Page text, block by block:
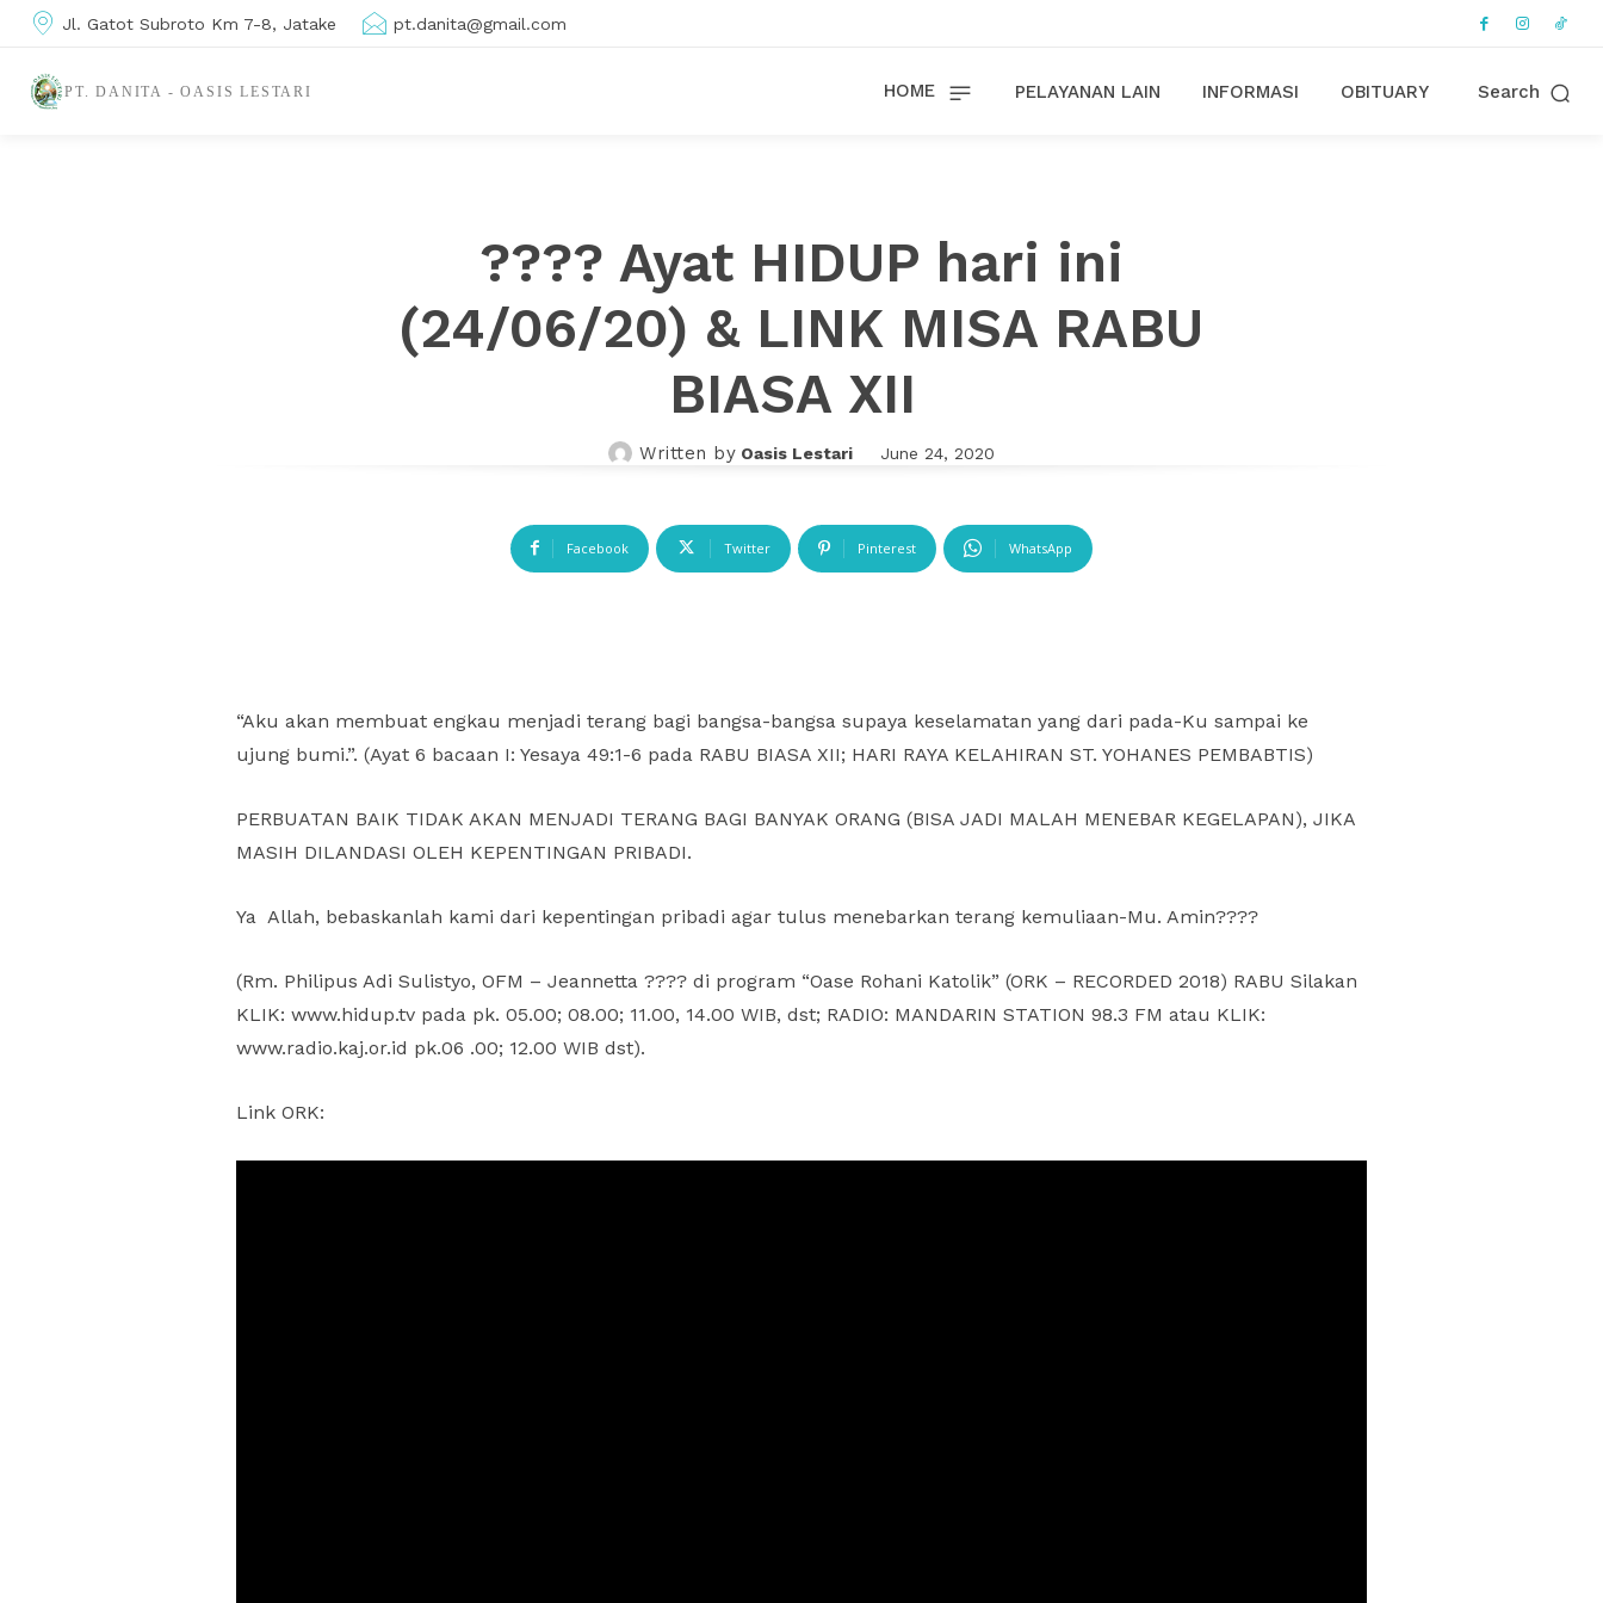
Jl. Gatot Subroto Km 7-8, Jatake pt.danita@gmail.com
PT. DANITA - OASIS LESTARI HOME PELAYANAN LAIN INFORMASI OBITUARY Search
???? Ayat HIDUP hari ini
(24/06/20) & LINK MISA RABU
BIASA XII
Written by Oasis Lestari June 24, 2020
Facebook Twitter Pinterest WhatsApp
“Aku akan membuat engkau menjadi terang bagi bangsa-bangsa supaya keselamatan yang dari pada-Ku sampai ke
ujung bumi.”. (Ayat 6 bacaan I: Yesaya 49:1-6 pada RABU BIASA XII; HARI RAYA KELAHIRAN ST. YOHANES PEMBABTIS)
PERBUATAN BAIK TIDAK AKAN MENJADI TERANG BAGI BANYAK ORANG (BISA JADI MALAH MENEBAR KEGELAPAN), JIKA
MASIH DILANDASI OLEH KEPENTINGAN PRIBADI.
Ya Allah, bebaskanlah kami dari kepentingan pribadi agar tulus menebarkan terang kemuliaan-Mu. Amin????
(Rm. Philipus Adi Sulistyo, OFM – Jeannetta ???? di program “Oase Rohani Katolik” (ORK – RECORDED 2018) RABU Silakan
KLIK: www.hidup.tv pada pk. 05.00; 08.00; 11.00, 14.00 WIB, dst; RADIO: MANDARIN STATION 98.3 FM atau KLIK:
www.radio.kaj.or.id pk.06 .00; 12.00 WIB dst).
Link ORK: